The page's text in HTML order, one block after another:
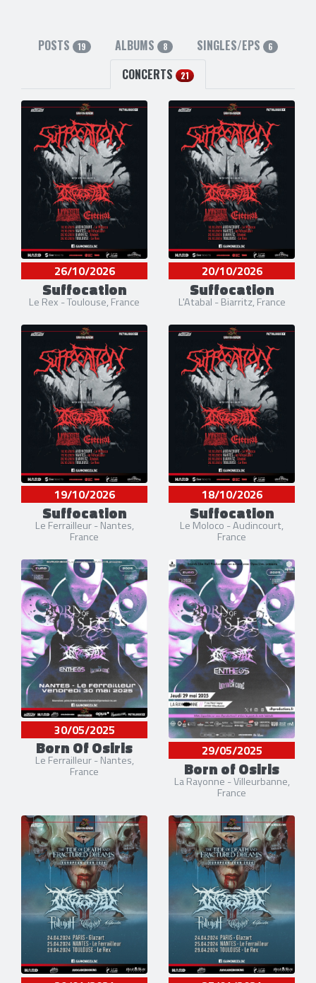
POSTS 19 ALBUMS 8 SINGLES/EPS 6
CONCERTS 21
26/10/2026
Suffocation
Le Rex - Toulouse, France
20/10/2026
Suffocation
L'Atabal - Biarritz, France
19/10/2026
Suffocation
Le Ferrailleur - Nantes,
France
18/10/2026
Suffocation
Le Moloco - Audincourt,
France
30/05/2025
Born Of Osiris
Le Ferrailleur - Nantes,
France
29/05/2025
Born of Osiris
La Rayonne - Villeurbanne,
France